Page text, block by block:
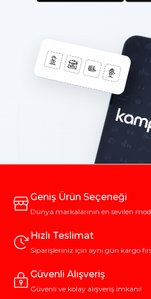
Geniş Ürün Seçeneği
Dünya markalarının en sevilen
Hızlı Teslimat
Siparişleriniz için aynı gün kargo
Güvenli Alışveriş
Güvenli ve kolay alışveriş imkanı!